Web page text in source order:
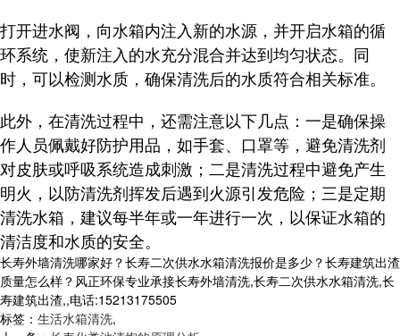
打开进水阀，向水箱内注入新的水源，并开启水箱的循
环系统，使新注入的水充分混合并达到均匀状态。同
时，可以检测水质，确保清洗后的水质符合相关标准。
此外，在清洗过程中，还需注意以下几点：一是确保操
作人员佩戴好防护用品，如手套、口罩等，避免清洗剂
对皮肤或呼吸系统造成刺激；二是清洗过程中避免产生
明火，以防清洗剂挥发后遇到火源引发危险；三是定期
清洗水箱，建议每半年或一年进行一次，以保证水箱的
清洁度和水质的安全。
长寿外墙清洗哪家好？长寿二次供水水箱清洗报价是多少？长寿建筑出渣
质量怎么样？风正环保专业承接长寿外墙清洗,长寿二次供水水箱清洗,长
寿建筑出渣,,电话:15213175505
标签： 生活水箱清洗,